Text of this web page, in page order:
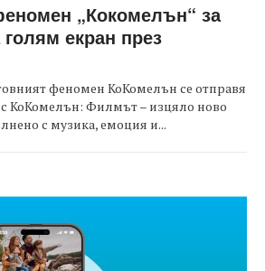
„Кокомелън“ за
екран през
феномен КоКомелън се отправя
КоКомелън: Филмът – изцяло ново
с музика, емоция и...